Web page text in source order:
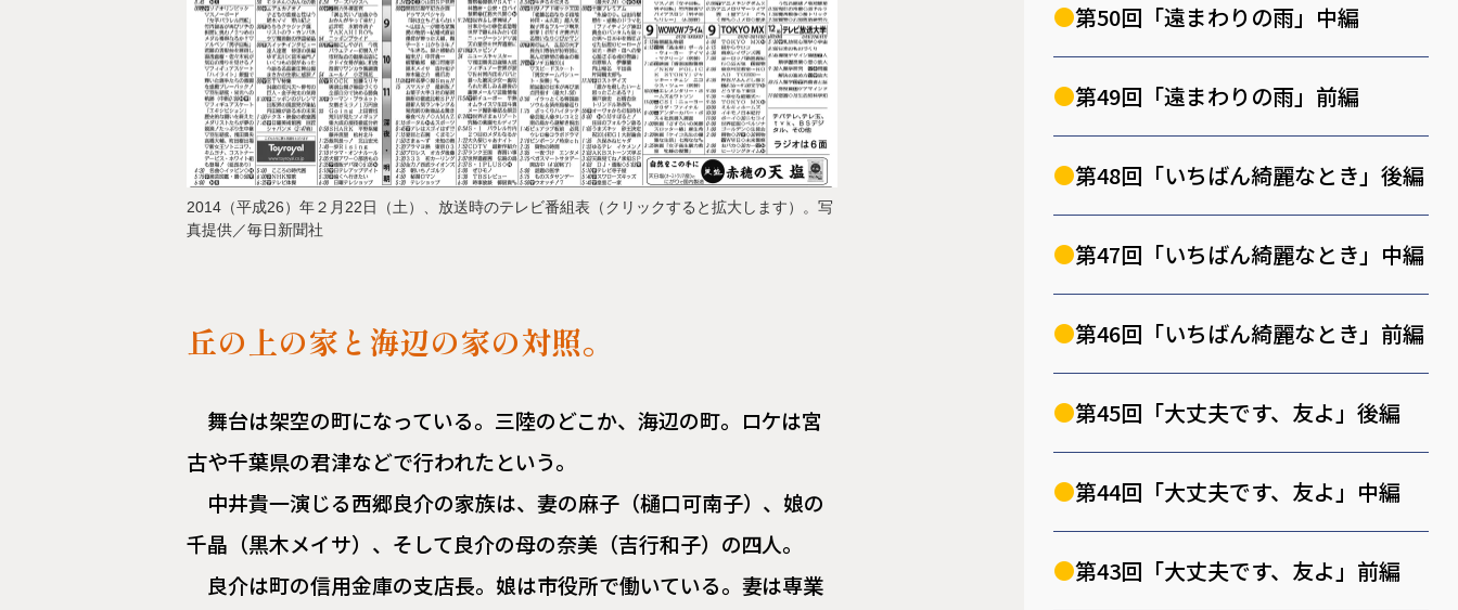
2014（平成26）年２月22日（土）、放送時のテレビ番組表（クリックすると拡大します）。写
真提供／毎日新聞社
丘の上の家と海辺の家の対照。
舞台は架空の町になっている。三陸のどこか、海辺の町。ロケは宮
古や千葉県の君津などで行われたという。
中井貴一演じる西郷良介の家族は、妻の麻子（樋口可南子）、娘の
千晶（黒木メイサ）、そして良介の母の奈美（吉行和子）の四人。
良介は町の信用金庫の支店長。娘は市役所で働いている。妻は専業
第50回「遠まわりの雨」中編
第49回「遠まわりの雨」前編
第48回「いちばん綺麗なとき」後編
第47回「いちばん綺麗なとき」中編
第46回「いちばん綺麗なとき」前編
第45回「大丈夫です、友よ」後編
第44回「大丈夫です、友よ」中編
第43回「大丈夫です、友よ」前編